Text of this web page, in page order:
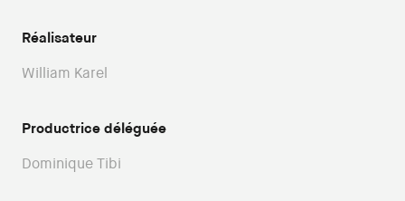
Réalisateur
William Karel
Productrice déléguée
Dominique Tibi